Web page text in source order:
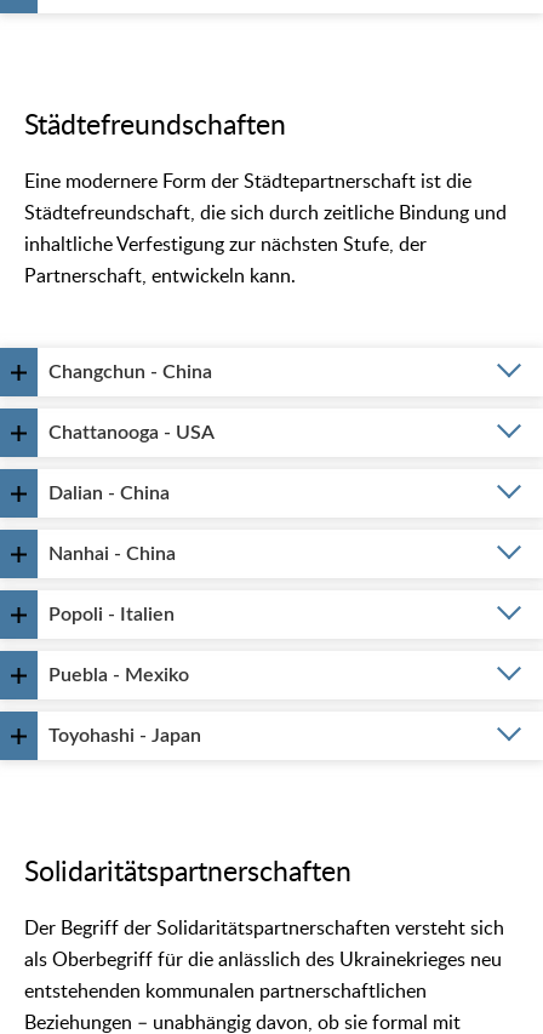
Städtefreundschaften
Eine modernere Form der Städtepartnerschaft ist die
Städtefreundschaft, die sich durch zeitliche Bindung und
inhaltliche Verfestigung zur nächsten Stufe, der
Partnerschaft, entwickeln kann.
Changchun - China
Chattanooga - USA
Dalian - China
Nanhai - China
Popoli - Italien
Puebla - Mexiko
Toyohashi - Japan
Solidaritätspartnerschaften
Der Begriff der Solidaritätspartnerschaften versteht sich
als Oberbegriff für die anlässlich des Ukrainekrieges neu
entstehenden kommunalen partnerschaftlichen
Beziehungen – unabhängig davon, ob sie formal mit